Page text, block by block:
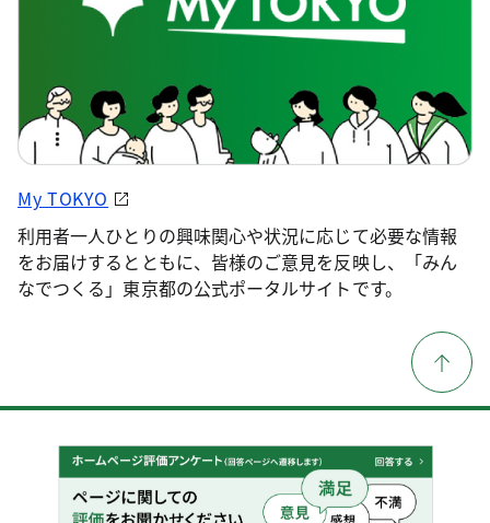
My TOKYO
利用者一人ひとりの興味関心や状況に応じて必要な情報
をお届けするとともに、皆様のご意見を反映し、「みん
なでつくる」東京都の公式ポータルサイトです。